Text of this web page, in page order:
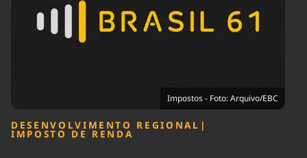
Tecnologia
Cinema
Infraestrutura
Internacional
Impostos - Foto: Arquivo/EBC
DESENVOLVIMENTO REGIONAL |
IMPOSTO DE RENDA